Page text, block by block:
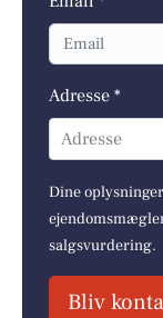
Adresse *
Adresse
Dine
salgsvurdering.
Bliv